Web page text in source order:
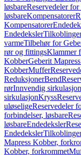
løsbareReservedeler
løsbareKompensatorer
Kompensatorer
Endedeksler
varmeTilbehør for
rør og fittingsKlammer
KobberGeberit
KobberMuffer
ReduksjonerBend
rørInnvendig sirkulasjon
sirkulasjonKryss
uløseligeReservedeler
forbindelser, løsbare
løsbareEndedeksler
Endedeksler
Mapress Kobber,
Kobber, forkrommet